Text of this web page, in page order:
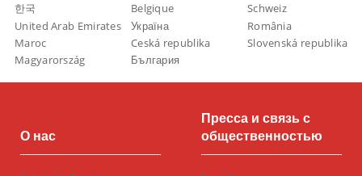
한국
Belgique
Schweiz
United Arab Emirates
Україна
România
Maroc
Ceská republika
Slovenská republika
Magyarország
България
О нас
Пресса и связь с
общественностью